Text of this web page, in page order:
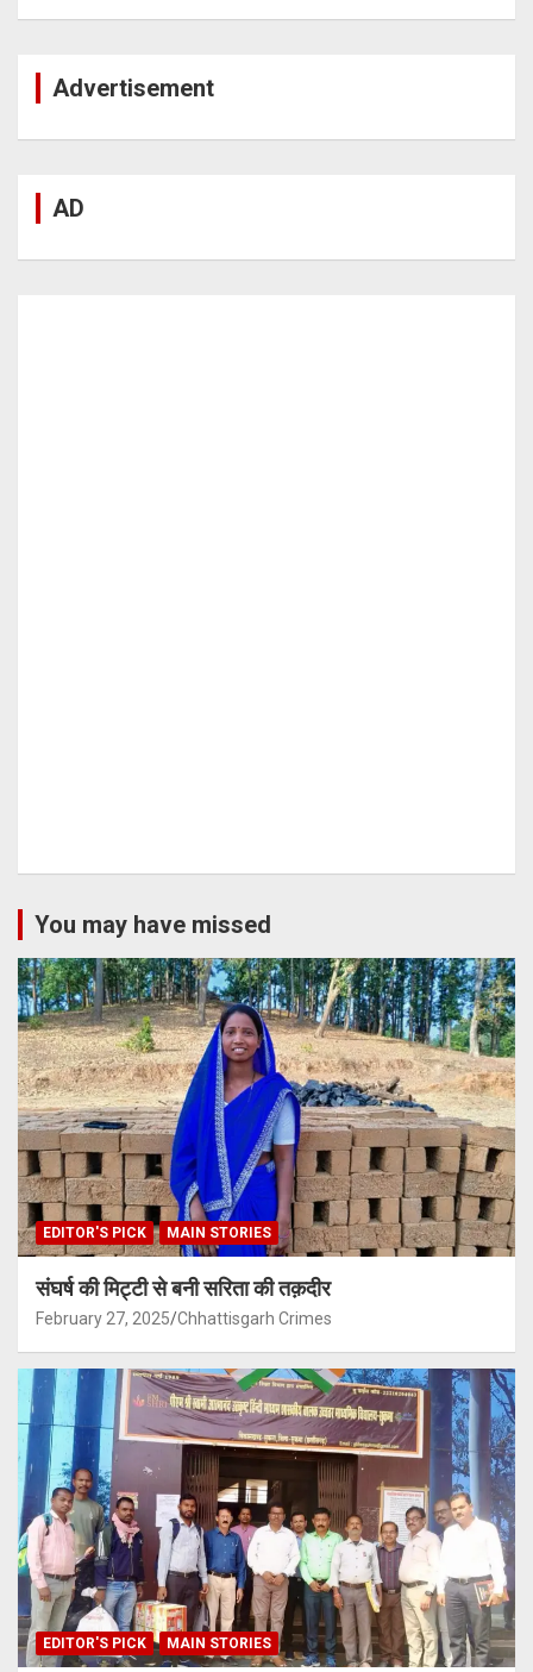
Advertisement
AD
You may have missed
EDITOR'S PICK MAIN STORIES
संघर्ष की मिट्टी से बनी सरिता की तक़दीर
February 27, 2025 Chhattisgarh Crimes
EDITOR'S PICK MAIN STORIES